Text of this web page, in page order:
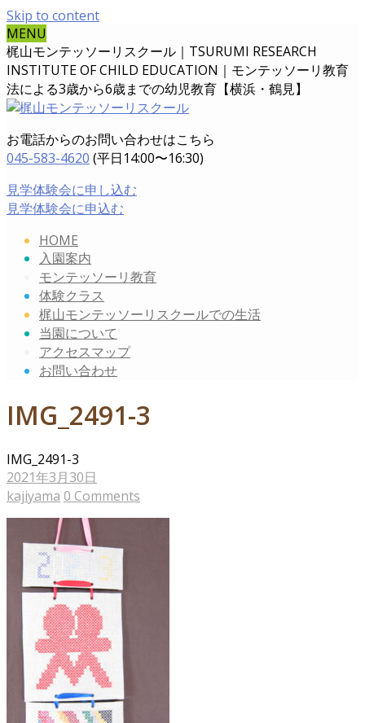
Skip to content
MENU
梶山モンテッソーリスクール｜TSURUMI RESEARCH
INSTITUTE OF CHILD EDUCATION｜ モンテッソーリ教育
法による3歳から6歳までの幼児教育【横浜・鶴見】
お電話からのお問い合わせはこちら
045-583-4620 (平日14:00〜16:30)
見学体験会に申し込む
見学体験会に申込む
HOME
入園案内
モンテッソーリ教育
体験クラス
梶山モンテッソーリスクールでの生活
当園について
アクセスマップ
お問い合わせ
IMG_2491-3
IMG_2491-3
2021年3月30日
kajiyama 0 Comments